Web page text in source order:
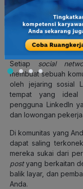
Baca Juga:
10 Cara
yang Menarik
5. Bangun
Setiap social
membuat sebuah
oleh jejaring sosial
tempat yang ideal
pengguna LinkedIn
dan lowongan
Di komunitas yang
dapat saling
mereka sukai dari
postyang berkaitan
balik layar, dan
Anda.